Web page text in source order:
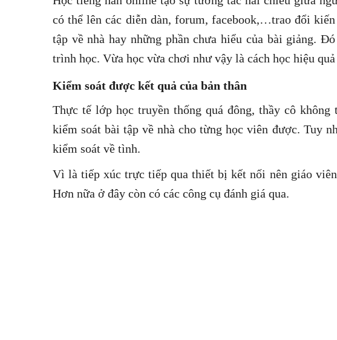
có thể lên các diễn dàn, forum, facebook,…trao đổi
tập về nhà hay những phần chưa hiểu của bài giảng.
trình học. Vừa học vừa chơi như vậy là cách học hiệu quả
Kiểm soát được kết quả của bản thân
Thực tế lớp học truyền thống quá đông, thầy cô
kiểm soát bài tập về nhà cho từng học viên được. Tuy
kiểm soát về tình.
Vì là tiếp xúc trực tiếp qua thiết bị kết nối nên giáo
Hơn nữa ở đây còn có các công cụ đánh giá qua.